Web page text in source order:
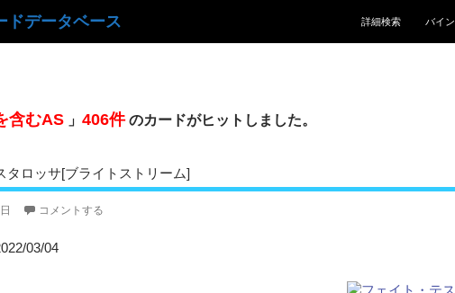
ドデータベース
詳細検索
バイ
含むAS 」 406件のカードがヒットしました。
タロッサ[ブライトストリーム]
コメントする
03/04